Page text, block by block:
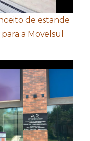
de estande
a Movelsul